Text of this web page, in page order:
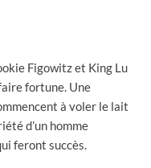
Figowitz et King Lu
fortune. Une
à voler le lait
d’un homme
feront succès.